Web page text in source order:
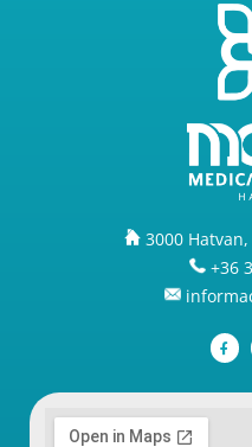
3000
+36